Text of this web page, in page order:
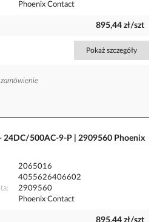
Phoenix Contact
895,44 zł/szt
Pokaż szczegóły
24DC/500AC-9-P | 2909560 Phoenix
2065016
4055626406602
2909560
Phoenix Contact